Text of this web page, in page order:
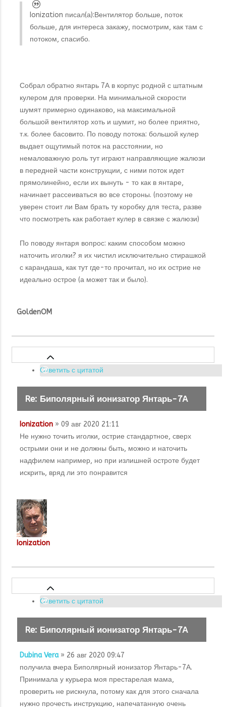
Ionization писал(а):Вентилятор больше, поток
больше, для интереса закажу, посмотрим, как там с
потоком, спасибо.
Собрал обратно янтарь 7А в корпус родной с штатным
кулером для проверки. На минимальной скорости
шумят примерно одинаково, на максимальной
большой вентилятор хоть и шумит, но более приятно,
т.к. более басовито. По поводу потока: большой кулер
выдает ощутимый поток на расстоянии, но
немаловажную роль тут играют направляющие жалюзи
в передней части конструкции, с ними поток идет
прямолинейно, если их вынуть - то как в янтаре,
начинает рассеиваться во все стороны. (поэтому не
уверен стоит ли Вам брать ту коробку для теста, разве
что посмотреть как работает кулер в связке с жалюзи)
По поводу янтаря вопрос: каким способом можно
наточить иголки? я их чистил исключительно стирашкой
с карандаша, как тут где-то прочитал, но их острие не
идеально острое (а может так и было).
GoldenOM
Ответить с цитатой
Re: Биполярный ионизатор Янтарь-7А
Ionization » 09 авг 2020 21:11
Не нужно точить иголки, острие стандартное, сверх
острыми они и не должны быть, можно и наточить
надфилем например, но при излишней остроте будет
искрить, вряд ли это понравится
Ionization
Ответить с цитатой
Re: Биполярный ионизатор Янтарь-7А
Dubina Vera» 26 авг 2020 09:47
получила вчера Биполярный ионизатор Янтарь-7А.
Принимала у курьера моя престарелая мама,
проверить не рискнула, потому как для этого сначала
нужно прочесть инструкцию, напечатанную очень